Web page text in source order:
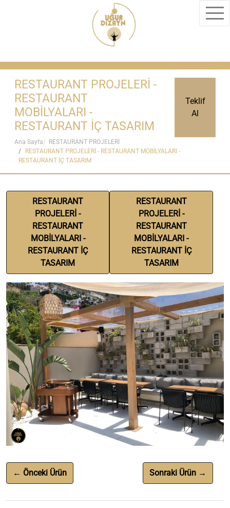
RESTAURANT PROJELERİ -
RESTAURANT
MOBİLYALARI -
RESTAURANT İÇ TASARIM
Teklif
Al
Ana Sayfa
RESTAURANT PROJELERİ
RESTAURANT PROJELERİ - RESTAURANT MOBİLYALARI -
RESTAURANT İÇ TASARIM
RESTAURANT
PROJELERİ -
RESTAURANT
MOBİLYALARI -
RESTAURANT İÇ
TASARIM
RESTAURANT
PROJELERİ -
RESTAURANT
MOBİLYALARI -
RESTAURANT İÇ
TASARIM
← Önceki Ürün Sonraki Ürün →